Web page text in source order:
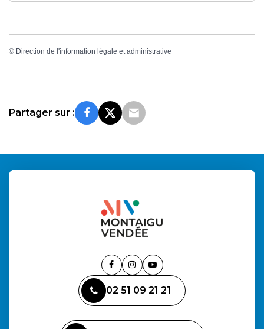
© Direction de l'information légale et administrative
Partager sur :
Lien
le
compte
Lien
le
compte
Lien
la
chaîne
02 51 09 21 21